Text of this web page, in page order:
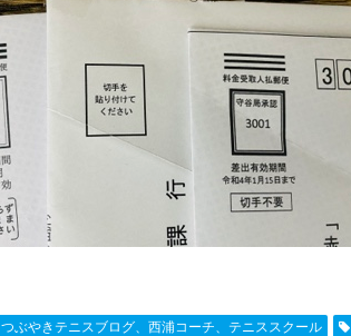
つぶやきテニスブログ、西浦コーチ、テニススクール